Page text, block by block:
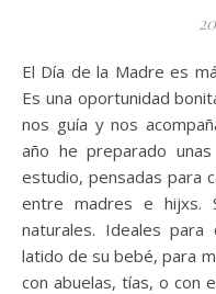
El Día de la Madre es más que una fecha en el calendario.
Es una oportunidad
nos guía y nos
año he preparado
estudio, pensadas para
entre madres e hijxs.
naturales. Ideales
latido de su bebé, para
con abuelas, tías, o con